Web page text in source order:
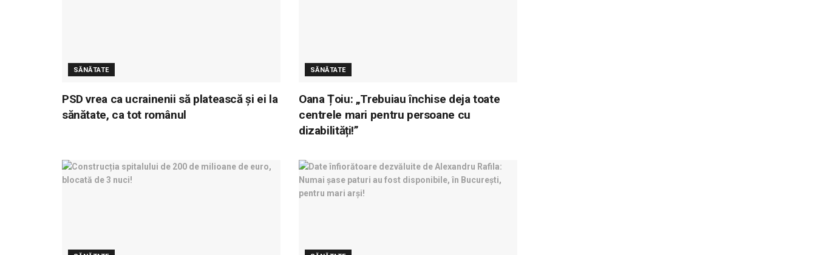
SĂNĂTATE
PSD vrea ca ucrainenii să platească și ei la
sănătate, ca tot românul
SĂNĂTATE
Oana Țoiu: „Trebuiau închise deja toate
centrele mari pentru persoane cu
dizabilități!”